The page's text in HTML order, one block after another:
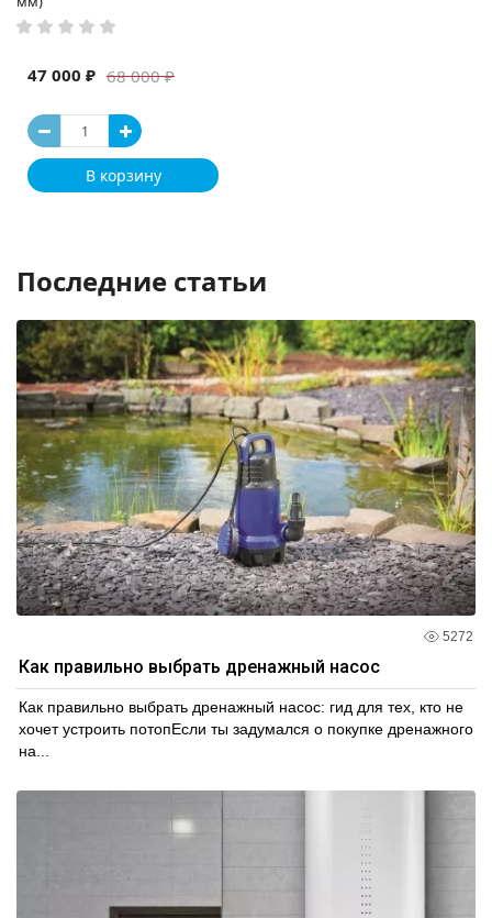
68 000 ₽
47 000 ₽
В корзину
Последние статьи
5272
Как правильно выбрать дренажный насос
Как правильно выбрать дренажный насос: гид для тех, кто не
хочет устроить потопЕсли ты задумался о покупке дренажного
на...